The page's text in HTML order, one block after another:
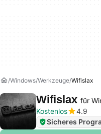
Windows Werkzeuge Wifislax
Wifislax für
Kostenlos
4.9
Sicheres